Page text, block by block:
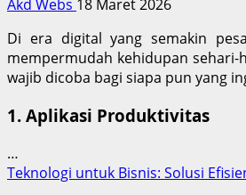
Akd Webs 18 Maret 2026
Di era digital yang semakin
mempermudah kehidupan
wajib dicoba bagi siapa pun yang
1. Aplikasi Produktivitas
…
Teknologi untuk Bisnis: Solusi